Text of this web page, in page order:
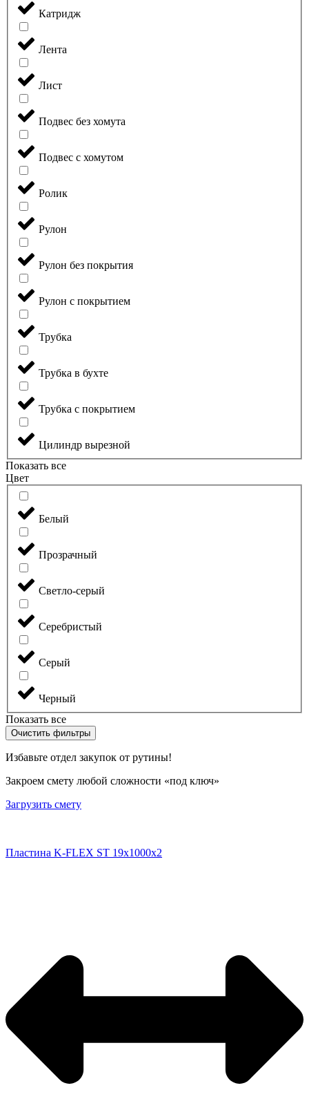
Катридж
Лента
Лист
Подвес без хомута
Подвес с хомутом
Ролик
Рулон
Рулон без покрытия
Рулон с покрытием
Трубка
Трубка в бухте
Трубка с покрытием
Цилиндр вырезной
Показать все
Цвет
Белый
Прозрачный
Светло-серый
Серебристый
Серый
Черный
Показать все
Очистить фильтры
Избавьте отдел закупок от рутины!
Закроем смету любой сложности «под ключ»
Загрузить смету
Пластина K-FLEX ST 19x1000x2